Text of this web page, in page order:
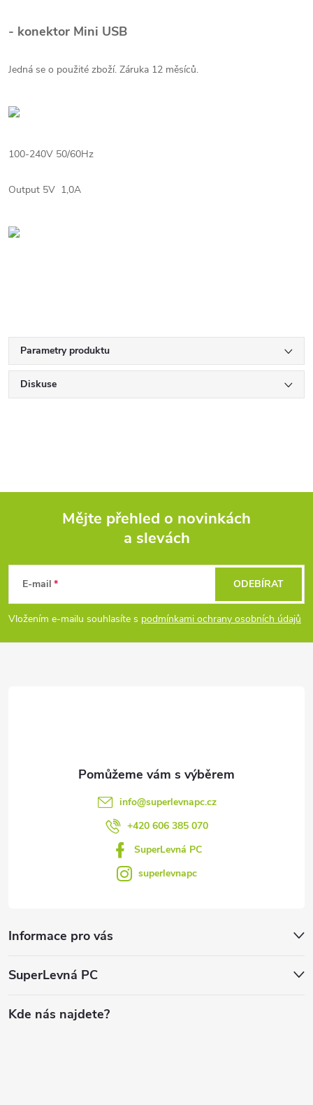
- konektor Mini USB
Jedná se o použité zboží. Záruka 12 měsíců.
100-240V 50/60Hz
Output 5V 1,0A
Parametry produktu
Diskuse
p
a
Mějte přehled o novinkách
a slevách
E-mail
Vložením e-mailu souhlasíte s podmínkami ochrany osobních údajů
ODEBÍRAT
info@superlevnapc.cz
+420 606 385 070
SuperLevná PC
superlevnapc
Informace pro vás
SuperLevná PC
Kde nás najdete?